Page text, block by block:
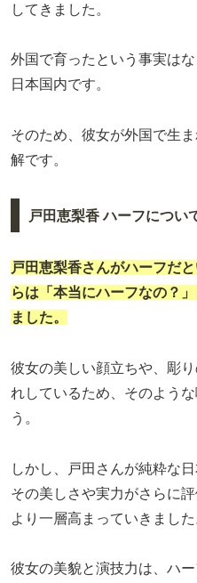
してきました。
外国で育ったという事実は
日本国内です。
そのため、彼女が外国で生
解です。
戸田恵梨香 ハーフについ
戸田恵梨香さんがハーフだ
らは「本当にハーフなの？
ました。
彼女の美しい顔立ちや、彫
れしているため、そのよう
う。
しかし、戸田さんが純粋な
その美しさや実力がさらに
より一層高まっていきました
彼女の美貌と演技力は、ハ